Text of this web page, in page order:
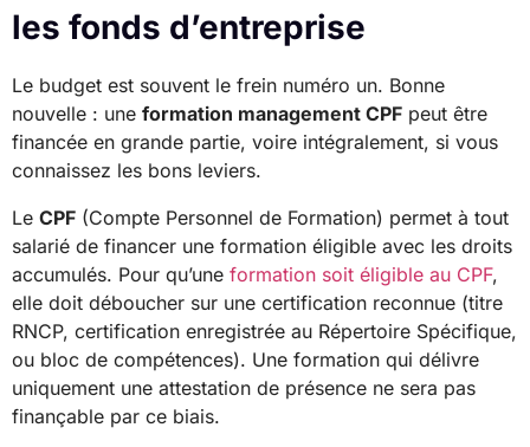
les fonds d’entreprise
Le budget est souvent le frein numéro un. Bonne
nouvelle : une formation management CPF peut être
financée en grande partie, voire intégralement, si vous
connaissez les bons leviers.
Le CPF (Compte Personnel de Formation) permet à tout
salarié de financer une formation éligible avec les droits
accumulés. Pour qu’une formation soit éligible au CPF,
elle doit déboucher sur une certification reconnue (titre
RNCP, certification enregistrée au Répertoire Spécifique,
ou bloc de compétences). Une formation qui délivre
uniquement une attestation de présence ne sera pas
finançable par ce biais.